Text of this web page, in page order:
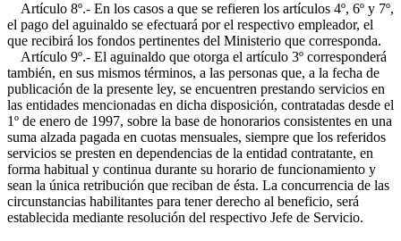
Artículo 8º.- En los casos a que se refieren los artículos 4º, 6º y 7º,
el pago del aguinaldo se efectuará por el respectivo empleador, el
que recibirá los fondos pertinentes del Ministerio que corresponda.
Artículo 9º.- El aguinaldo que otorga el artículo 3º corresponderá
también, en sus mismos términos, a las personas que, a la fecha de
publicación de la presente ley, se encuentren prestando servicios en
las entidades mencionadas en dicha disposición, contratadas desde el
1º de enero de 1997, sobre la base de honorarios consistentes en una
suma alzada pagada en cuotas mensuales, siempre que los referidos
servicios se presten en dependencias de la entidad contratante, en
forma habitual y continua durante su horario de funcionamiento y
sean la única retribución que reciban de ésta. La concurrencia de las
circunstancias habilitantes para tener derecho al beneficio, será
establecida mediante resolución del respectivo Jefe de Servicio.